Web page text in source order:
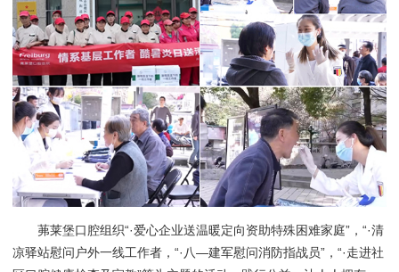
茀莱堡口腔组织“·爱心企业送温暖定向资助特殊困难家庭”，“·清
凉驿站慰问户外一线工作者，“·八—建军慰问消防指战员”，“·走进社